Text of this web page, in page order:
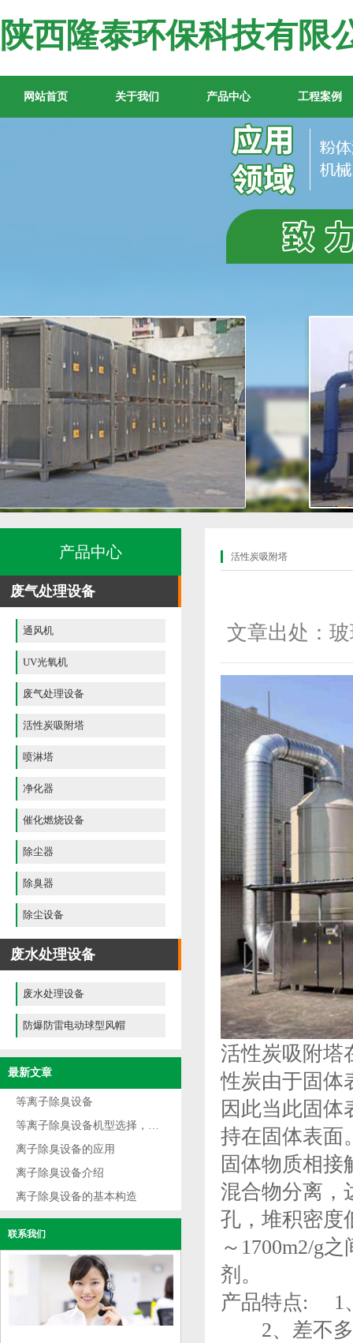
陕西隆泰环保科技有限
网站首页 关于我们 产品中心 工程案例
产品中心
废气处理设备
通风机
UV光氧机
废气处理设备
活性炭吸附塔
喷淋塔
净化器
催化燃烧设备
除尘器
除臭器
除尘设备
废水处理设备
废水处理设备
防爆防雷电动球型风帽
最新文章
等离子除臭设备
等离子除臭设备机型选择，根据不同用途选型
离子除臭设备的应用
离子除臭设备介绍
离子除臭设备的基本构造
联系我们
活性炭吸附塔
文章出处：
活性炭吸附塔
性炭由于固体
因此当此固体
持在固体表面
固体物质相
混合物分离，
孔，堆积密度
～1700m2/g
剂。
产品特点: 1
2、差不多